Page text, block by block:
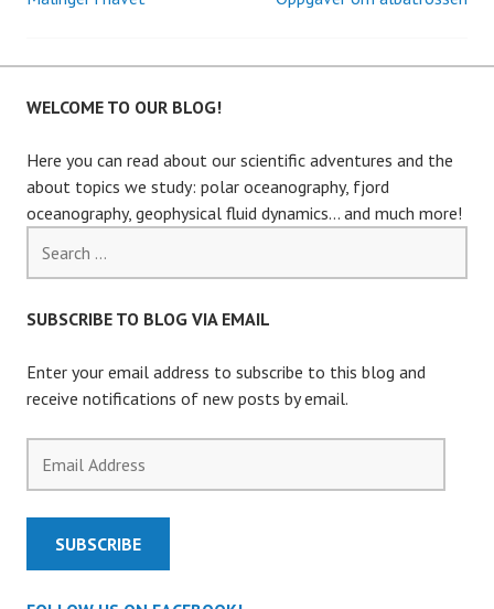
Post
navigation
WELCOME TO OUR BLOG!
Here you can read about our scientific adventures and the
about topics we study: polar oceanography, fjord
oceanography, geophysical fluid dynamics… and much more!
for:
SUBSCRIBE TO BLOG VIA EMAIL
Enter your email address to subscribe to this blog and
receive notifications of new posts by email.
Address
SUBSCRIBE